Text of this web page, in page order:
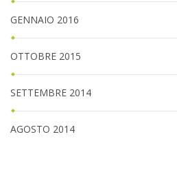
GENNAIO 2016
OTTOBRE 2015
SETTEMBRE 2014
AGOSTO 2014